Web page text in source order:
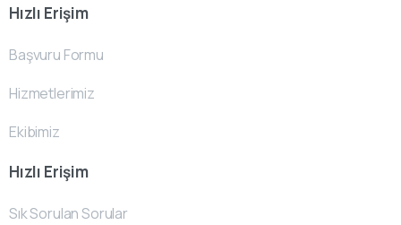
Hızlı Erişim
Başvuru Formu
Hizmetlerimiz
Ekibimiz
Hızlı Erişim
Sık Sorulan Sorular